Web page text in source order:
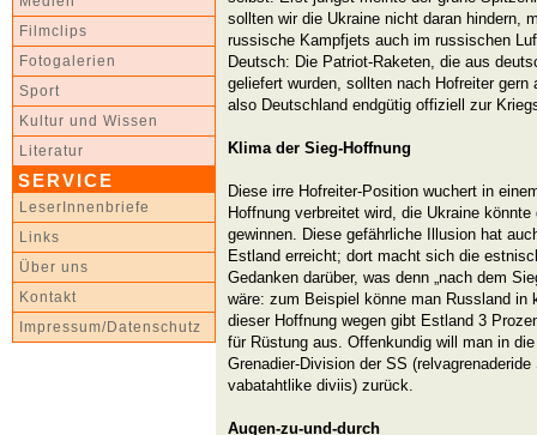
Filmclips
Fotogalerien
Sport
Kultur und Wissen
Literatur
SERVICE
LeserInnenbriefe
Links
Über uns
Kontakt
Impressum/Datenschutz
sollten wir die Ukraine nicht daran hindern,
russische Kampfjets auch im russischen
Deutsch: Die Patriot-Raketen, die aus
geliefert wurden, sollten nach Hofreiter
also Deutschland endgütig offiziell zur
Klima der Sieg-Hoffnung
Diese irre Hofreiter-Position wuchert in
Hoffnung verbreitet wird, die Ukraine
gewinnen. Diese gefährliche Illusion hat
Estland erreicht; dort macht sich die
Gedanken darüber, was denn „nach dem
wäre: zum Beispiel könne man Russland in
dieser Hoffnung wegen gibt Estland 3
für Rüstung aus. Offenkundig will man in
Grenadier-Division der SS
vabatahtlike diviis) zurück.
Augen-zu-und-durch